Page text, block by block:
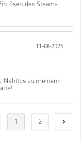
des Steam-
11-08-2025
Nahtlos zu meinem
1 2